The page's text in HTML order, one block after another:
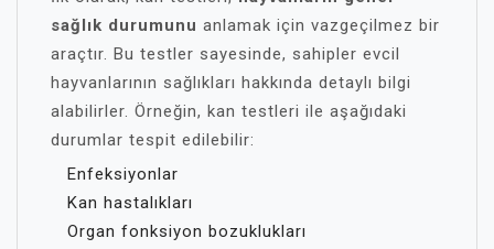
sağlık durumunu anlamak için vazgeçilmez bir
araçtır. Bu testler sayesinde, sahipler evcil
hayvanlarının sağlıkları hakkında detaylı bilgi
alabilirler. Örneğin, kan testleri ile aşağıdaki
durumlar tespit edilebilir:
Enfeksiyonlar
Kan hastalıkları
Organ fonksiyon bozuklukları